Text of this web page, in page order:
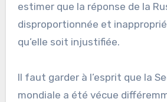
estimer que la réponse de la
disproportionnée et
qu’elle soit injustifiée.
Il faut garder à l’esprit que la
mondiale a été vécue